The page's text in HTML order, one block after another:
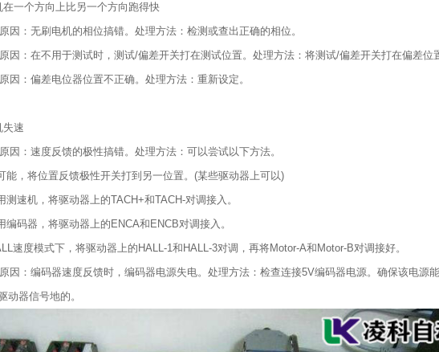
在一个方向上比另一个方向跑得快
因：无刷电机的相位搞错。处理方法：检测或查出正确的相位。
因：在不用于测试时，测试/偏差开关打在测试位置。处理方法：将测试/偏差开关打在偏差位
因：偏差电位器位置不正确。处理方法：重新设定。
失速
因：速度反馈的极性搞错。处理方法：可以尝试以下方法。
能，将位置反馈极性开关打到另一位置。(某些驱动器上可以)
测速机，将驱动器上的TACH+和TACH-对调接入。
编码器，将驱动器上的ENCA和ENCB对调接入。
速度模式下，将驱动器上的HALL-1和HALL-3对调，再将Motor-A和Motor-B对调接好。
因：编码器速度反馈时，编码器电源失电。处理方法：检查连接5V编码器电源。确保该电源
动器信号地的。